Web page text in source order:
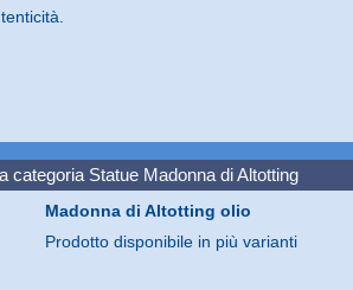
categoria Statue Madonna di Altotting
Madonna di Altotting olio
Prodotto disponibile in più varianti